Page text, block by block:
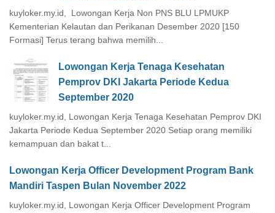
kuyloker.my.id, Lowongan Kerja Non PNS BLU LPMUKP
Kementerian Kelautan dan Perikanan Desember 2020 [150
Formasi] Terus terang bahwa memilih...
Lowongan Kerja Tenaga Kesehatan
Pemprov DKI Jakarta Periode Kedua
September 2020
kuyloker.my.id, Lowongan Kerja Tenaga Kesehatan Pemprov DKI
Jakarta Periode Kedua September 2020 Setiap orang memiliki
kemampuan dan bakat t...
Lowongan Kerja Officer Development Program Bank
Mandiri Taspen Bulan November 2022
kuyloker.my.id, Lowongan Kerja Officer Development Program